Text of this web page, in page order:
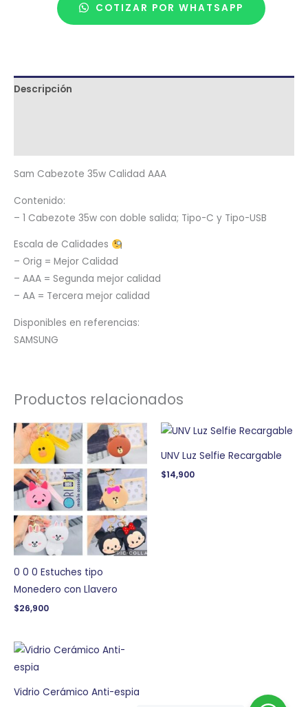
COTIZAR POR WHATSAPP
Descripción
Sam Cabezote 35w Calidad AAA
Contenido:
– 1 Cabezote 35w con doble salida; Tipo-C y Tipo-USB
Escala de Calidades
– Orig = Mejor Calidad
– AAA = Segunda mejor calidad
– AA = Tercera mejor calidad
Disponibles en referencias:
SAMSUNG
Productos relacionados
0 0 0 Estuches tipo
Monedero con Llavero
$26,900
UNV Luz Selfie Recargable
$14,900
Vidrio Cerámico Anti-espia